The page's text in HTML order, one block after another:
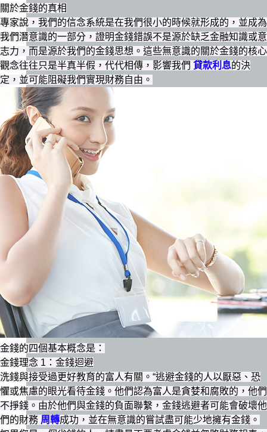
關於金錢的真相
專家說，我們的信念系統是在我們很小的時候就形成的，並成為
我們潛意識的一部分，證明金錢錯誤不是源於缺乏金融知識或意
志力，而是源於我們的金錢思想。這些無意識的關於金錢的核心
觀念往往只是半真半假，代代相傳，影響我們 貸款利息的決
定，並可能阻礙我們實現財務自由。
金錢的四個基本概念是：
金錢理念 1：金錢迴避
洗錢與接受過更好教育的富人有關。“逃避金錢的人以厭惡、恐
懼或焦慮的眼光看待金錢。他們認為富人是貪婪和腐敗的，他們
不掙錢。由於他們與金錢的負面聯繫，金錢逃避者可能會破壞他
們的財務 周轉成功，並在無意識的嘗試盡可能少地擁有金錢。